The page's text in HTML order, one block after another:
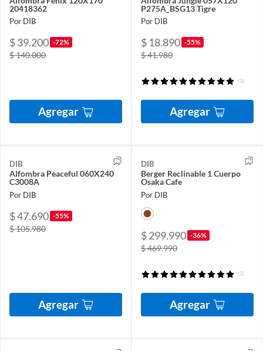
20418362
Por DIB
$ 39.200 -72%
$ 140.000
Agregar
P275A_BSG13 Tigre
Por DIB
$ 18.890 -55%
$ 41.980
(3)
Agregar
DIB
Alfombra Peaceful 060X240
C3008A
Por DIB
$ 47.690 -55%
$ 105.980
Agregar
DIB
Berger Reclinable 1 Cuerpo
Osaka Cafe
Por DIB
$ 299.990 -36%
$ 469.990
(1)
Agregar